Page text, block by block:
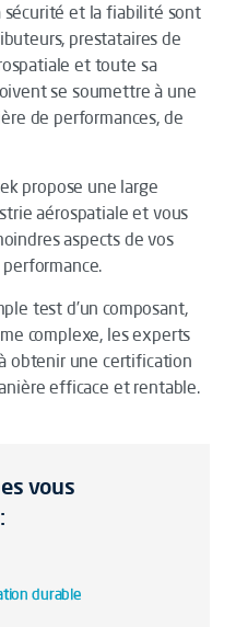
sécurité et la fiabilité sont
prestataires de
et toute sa
se soumettre à une
de performances, de
propose une large
aérospatiale et vous
aspects de vos
test d’un composant,
complexe, les experts
obtenir une certification
efficace et rentable.
vous
durable